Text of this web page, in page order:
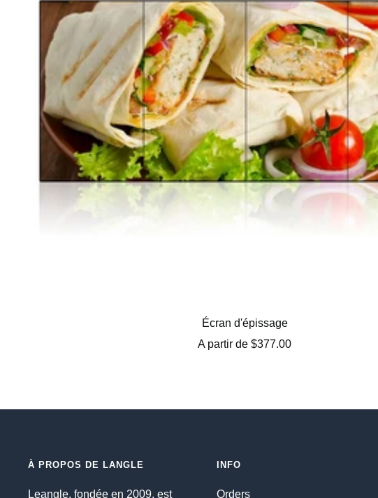
Écran d'épissage
Prix
A partir de $377.00
À PROPOS DE LANGLE
Leangle, fondée en 2009, est
INFO
Orders